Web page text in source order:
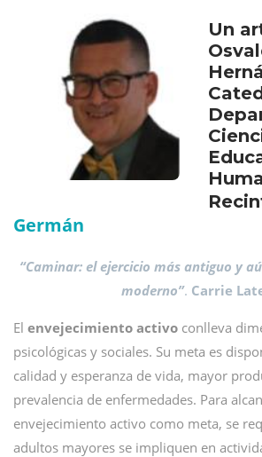
Un
Germán
“Caminar: el ejercicio más antiguo y
moderno”. Carrie
El envejecimiento activo conlleva
psicológicas y sociales. Su meta es
calidad y esperanza de vida, mayor
prevalencia de enfermedades. Para
envejecimiento activo como meta, se
adultos mayores se impliquen en